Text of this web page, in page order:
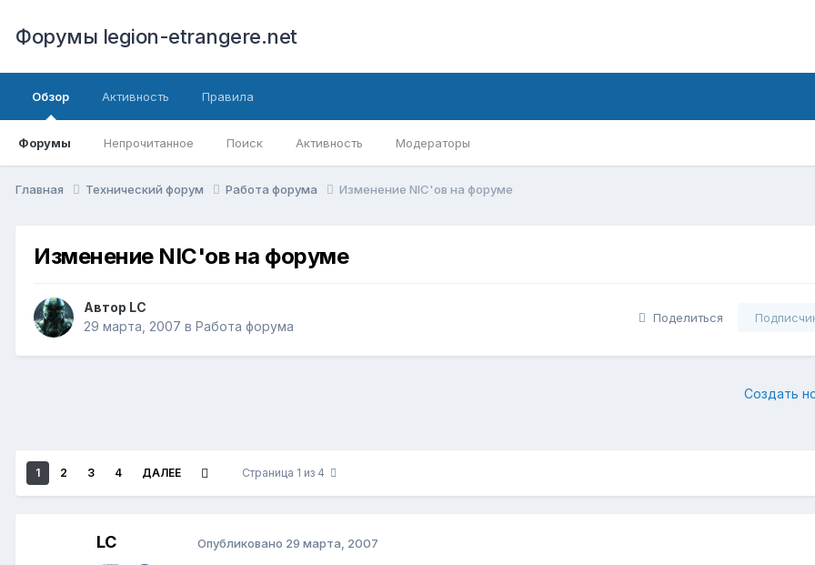
Форумы legion-etrangere.net
Обзор
Форумы Непрочитанное Поиск Активность Модераторы
Активность Правила
Главная Технический форум Работа форума Изменение NIC'ов на форуме
Изменение NIC'ов на форуме
Автор LC
29 марта, 2007 в Работа форума
Поделиться
Создать
1 2 3 4 ДАЛЕЕ Страница 1 из 4
LC Опубликовано 29 марта, 2007